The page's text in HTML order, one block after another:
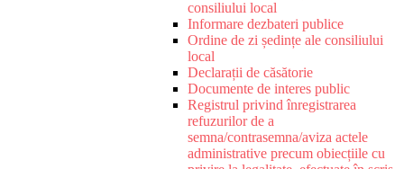
consiliului local
Informare dezbateri publice
Ordine de zi ședințe ale consiliului
local
Declarații de căsătorie
Documente de interes public
Registrul privind înregistrarea
refuzurilor de a
semna/contrasemna/aviza actele
administrative precum obiecțiile cu